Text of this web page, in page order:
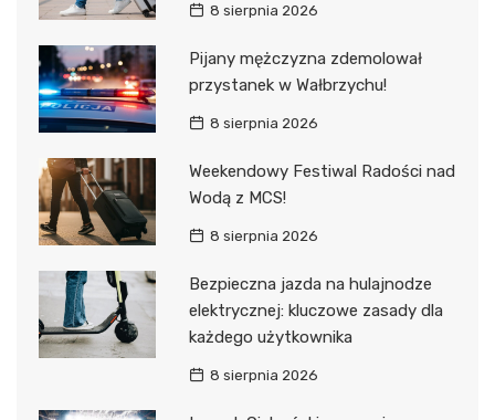
8 sierpnia 2026
Pijany mężczyzna zdemolował
przystanek w Wałbrzychu!
8 sierpnia 2026
Weekendowy Festiwal Radości nad
Wodą z MCS!
8 sierpnia 2026
Bezpieczna jazda na hulajnodze
elektrycznej: kluczowe zasady dla
każdego użytkownika
8 sierpnia 2026